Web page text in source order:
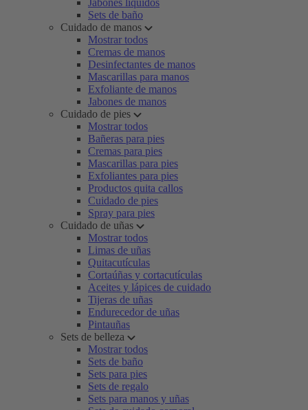
Jabones líquidos
Sets de baño
Cuidado de manos
Mostrar todos
Cremas de manos
Desinfectantes de manos
Mascarillas para manos
Exfoliante de manos
Jabones de manos
Cuidado de pies
Mostrar todos
Bañeras para pies
Cremas para pies
Mascarillas para pies
Exfoliantes para pies
Productos quita callos
Cuidado de pies
Spray para pies
Cuidado de uñas
Mostrar todos
Limas de uñas
Quitacutículas
Cortaúñas y cortacutículas
Aceites y lápices de cuidado
Tijeras de uñas
Endurecedor de uñas
Pintauñas
Sets de belleza
Mostrar todos
Sets de baño
Sets para pies
Sets de regalo
Sets para manos y uñas